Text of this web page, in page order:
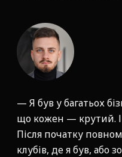
— Я був у багатьох
що кожен — крутий.
Після початку
клубів, де я був, або